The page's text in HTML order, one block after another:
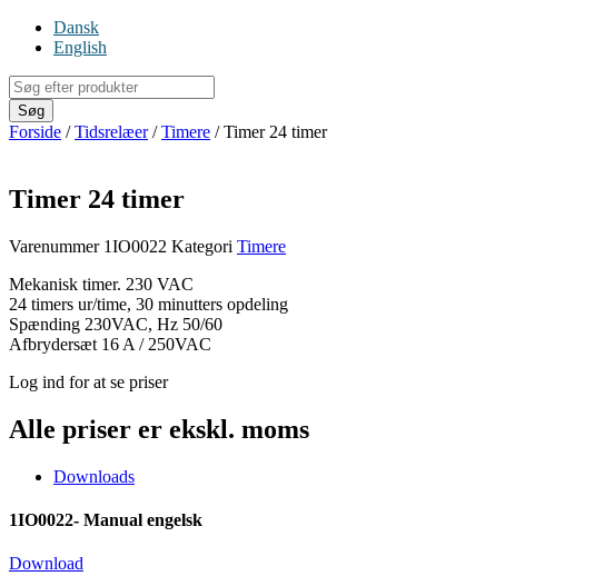
Dansk
English
Products
search
Søg
Forside /Tidsrelæer/Timere / Timer 24 timer
Timer 24 timer
Varenummer 1IO0022 Kategori Timere
Mekanisk timer. 230 VAC
24 timers ur/time, 30 minutters opdeling
Spænding 230VAC, Hz 50/60
Afbrydersæt 16 A / 250VAC
Log ind for at se priser
Alle priser er ekskl. moms
Downloads
1IO0022- Manual engelsk
Download